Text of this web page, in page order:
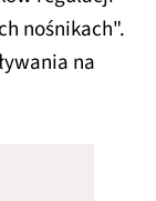
nośnikach".
na